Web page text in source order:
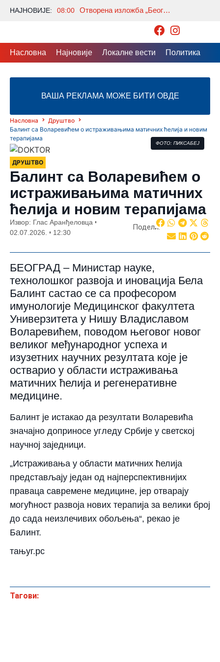
НАЈНОВИЈЕ: 08:00 Отворена изложба „Београдски лавиринт“ аутора Зорана Гребенаровића
Насловна Најновије Локалне вести Политика
ВАША РЕКЛАМА МОЖЕ БИТИ ОВДЕ
Насловна
Друштво
Балинт са Воларевићем о истраживањима матичних ћелија и новим
терапијама
ФОТО: ПИКСАБЕЈ
ДРУШТВО
Балинт са Воларевићем о
истраживањима матичних
ћелија и новим терапијама
Извор: Глас Аранђеловца
02.07.2026.
12:30
Подели:
БЕОГРАД – Министар науке,
технолошког развоја и иновација Бела
Балинт састао се са професором
имунологије Медицинског факултета
Универзитета у Нишу Владиславом
Воларевићем, поводом његовог новог
великог међународног успеха и
изузетних научних резултата које је
остварио у области истраживања
матичних ћелија и регенеративне
медицине.
Балинт је истакао да резултати Воларевића
значајно доприносе угледу Србије у светској
научној заједници.
„Истраживања у области матичних ћелија
представљају један од најперспективнијих
праваца савремене медицине, јер отварају
могућност развоја нових терапија за велики број
до сада неизлечивих обољења“, рекао је
Балинт.
тањуг.рс
Тагови: